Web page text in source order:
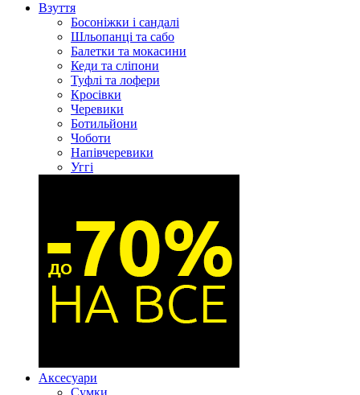
Взуття
Босоніжки і сандалі
Шльопанці та сабо
Балетки та мокасини
Кеди та сліпони
Туфлі та лофери
Кросівки
Черевики
Ботильйони
Чоботи
Напівчеревики
Уггі
Аксесуари
Сумки